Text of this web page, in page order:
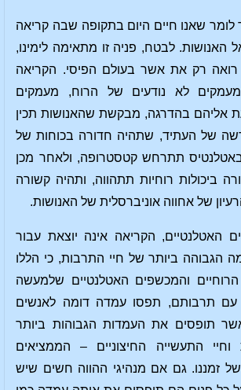
שאנו חיים היום בתקופה שבה קריאה
האנושות. לבטח, פניה זו מתאימה לימינו,
רואה רק את אשר בעולם הפיסי. הקריאה
לא נודעים של הרוח, מעמקים
אליהם בהדרגה, מבקשת שהאנושות תכין
של העתיד, שתהיה חדורה בכוחות של
תתרחש קטסטרופה, ולאחר מכן
ביכולות רוחיות תתהווה, ותהיה קשורה
של אחווה אוניברסלית של האנושות.
האטלנטיים, הקריאה אינה יוצאת עבור
הגבוהה ביותר של חיי התרבות, כי הללו
הרוחיים והמכשפים האטלנטיים שלמעשה
עם תרבותם, תפסו עמדה דומה לאנשים
תופסים את העמדות הגבוהות ביותר
וחיי התעשייה החיצוניים – הממציאים
של זמננו. גם אם מנהיגי ההווה חשים שיש